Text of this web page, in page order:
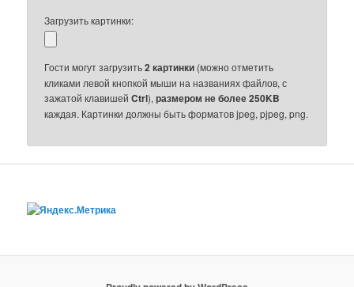
Загрузить картинки:
Гости могут загрузить2 картинки (можно отметить
кликами левой кнопкой мыши на названиях файлов, с
зажатой клавишейCtrl),размером не более 250KB
каждая. Картинки должны быть форматов jpeg, pjpeg, png.